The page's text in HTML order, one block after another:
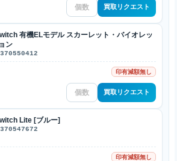
買取リクエスト
有機ELモデル スカーレット・バイオレッ
ン
印有減額無し
買取リクエスト
Lite [ブルー]
印有減額無し